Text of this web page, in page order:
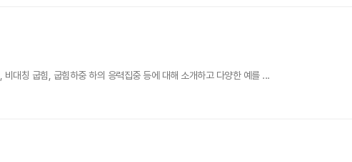
대칭 굽힘, 굽힘하중 하의 응력집중 등에 대해 소개하고 다양한 예를 ...